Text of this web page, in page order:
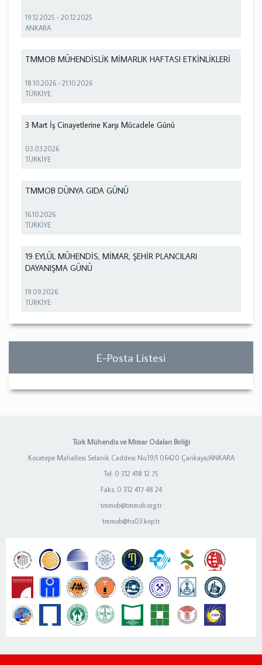
19.12.2025 -20.12.2025
ANKARA
TMMOB MÜHENDİSLİK MİMARLIK HAFTASI ETKİNLİKLERİ
18.10.2026 -21.10.2026
TÜRKİYE
3 Mart İş Cinayetlerine Karşı Mücadele Günü
03.03.2026
TÜRKİYE
TMMOB DÜNYA GIDA GÜNÜ
16.10.2026
TÜRKİYE
19 EYLÜL MÜHENDİS, MİMAR, ŞEHİR PLANCILARI
DAYANIŞMA GÜNÜ
19.09.2026
TÜRKİYE
E-Posta Listesi
Türk Mühendis ve Mimar Odaları Birliği
Kocatepe Mahallesi Selanik Caddesi No:19/1 06420 Çankaya/ANKARA
Tel: 0 312 418 12 75
Faks: 0 312 417 48 24
tmmob@tmmob.org.tr
tmmob@hs03.kep.tr